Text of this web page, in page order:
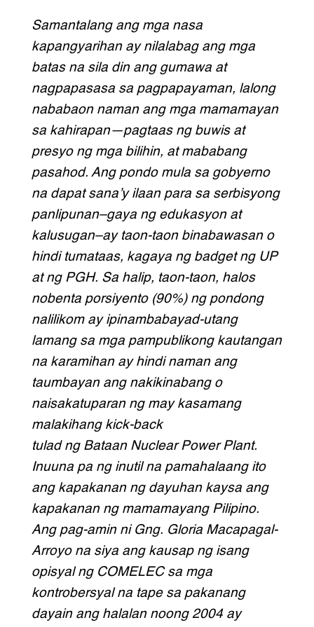
Samantalang ang mga nasa
kapangyarihan ay nilalabag ang mga
batas na sila din ang gumawa at
nagpapasasa sa pagpapayaman, lalong
nababaon naman ang mga mamamayan
sa kahirapan—pagtaas ng buwis at
presyo ng mga bilihin, at mababang
pasahod. Ang pondo mula sa gobyerno
na dapat sana’y ilaan para sa serbisyong
panlipunan–gaya ng edukasyon at
kalusugan–ay taon-taon binabawasan o
hindi tumataas, kagaya ng badget ng UP
at ng PGH. Sa halip, taon-taon, halos
nobenta porsiyento (90%) ng pondong
nalilikom ay ipinambabayad-utang
lamang sa mga pampublikong kautangan
na karamihan ay hindi naman ang
taumbayan ang nakikinabang o
naisakatuparan ng may kasamang
malakihang kick-back
tulad ng Bataan Nuclear Power Plant.
Inuuna pa ng inutil na pamahalaang ito
ang kapakanan ng dayuhan kaysa ang
kapakanan ng mamamayang Pilipino.
Ang pag-amin ni Gng. Gloria Macapagal-
Arroyo na siya ang kausap ng isang
opisyal ng COMELEC sa mga
kontrobersyal na tape sa pakanang
dayain ang halalan noong 2004 ay